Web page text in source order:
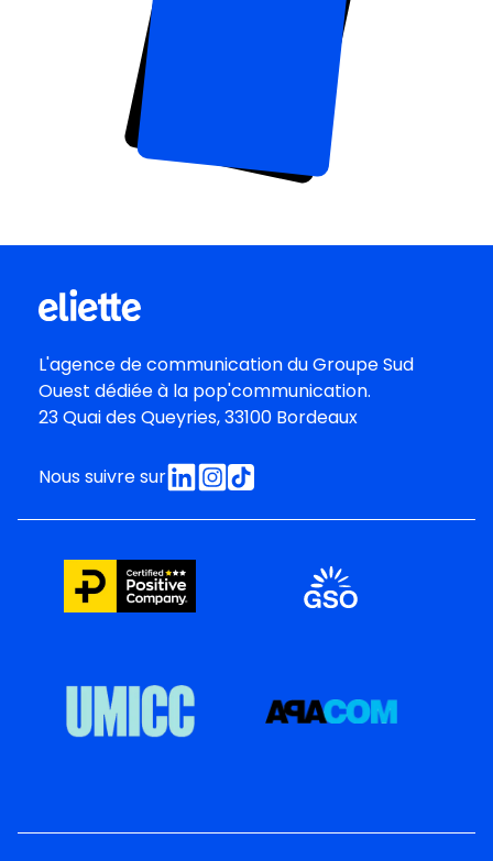
L'agence de communication duGroupe Sud
Ouest dédiée à la pop'communication.
23 Quai des Queyries, 33100 Bordeaux
Nous suivre sur